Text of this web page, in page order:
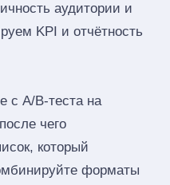
аудитории и
KPI и отчётность
с A/B‑теста на
чего
который
форматы